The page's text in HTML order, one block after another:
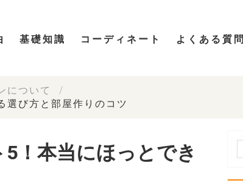
基礎知識 コーディネート よくある質問
について
選び方と部屋作りのコツ
！本当にほっとでき